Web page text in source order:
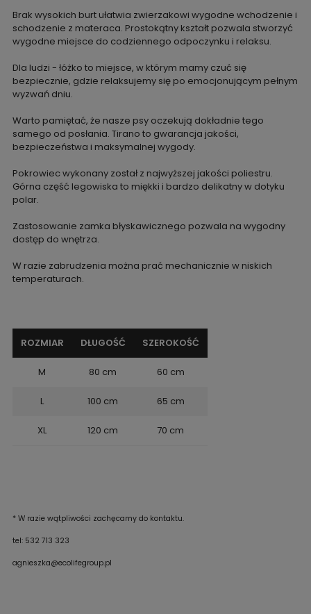
Brak wysokich burt ułatwia zwierzakowi wygodne wchodzenie i
schodzenie z materaca. Prostokątny kształt pozwala stworzyć
wygodne miejsce do codziennego odpoczynku i relaksu.
Dla ludzi - łóżko to miejsce, w którym mamy czuć się
bezpiecznie, gdzie relaksujemy się po emocjonującym pełnym
wyzwań dniu.
Warto pamiętać, że nasze psy oczekują dokładnie tego
samego od posłania. Tirano to gwarancja jakości,
bezpieczeństwa i maksymalnej wygody.
Pokrowiec wykonany został z najwyższej jakości poliestru.
Górna część legowiska to miękki i bardzo delikatny w dotyku
polar.
Zastosowanie zamka błyskawicznego pozwala na wygodny
dostęp do wnętrza.
W razie zabrudzenia można prać mechanicznie w niskich
temperaturach.
ROZMIAR DŁUGOŚĆ SZEROKOŚĆ
M 80 cm 60 cm
L 100 cm 65 cm
XL 120 cm 70 cm
* W razie wątpliwości zachęcamy do kontaktu.
tel: 532 713 323
agnieszka@ecolifegroup.pl